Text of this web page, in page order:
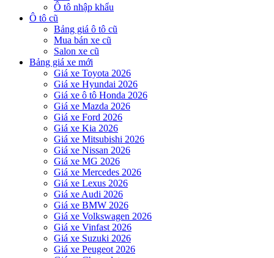
Ô tô nhập khẩu
Ô tô cũ
Bảng giá ô tô cũ
Mua bán xe cũ
Salon xe cũ
Bảng giá xe mới
Giá xe Toyota 2026
Giá xe Hyundai 2026
Giá xe ô tô Honda 2026
Giá xe Mazda 2026
Giá xe Ford 2026
Giá xe Kia 2026
Giá xe Mitsubishi 2026
Giá xe Nissan 2026
Giá xe MG 2026
Giá xe Mercedes 2026
Giá xe Lexus 2026
Giá xe Audi 2026
Giá xe BMW 2026
Giá xe Volkswagen 2026
Giá xe Vinfast 2026
Giá xe Suzuki 2026
Giá xe Peugeot 2026